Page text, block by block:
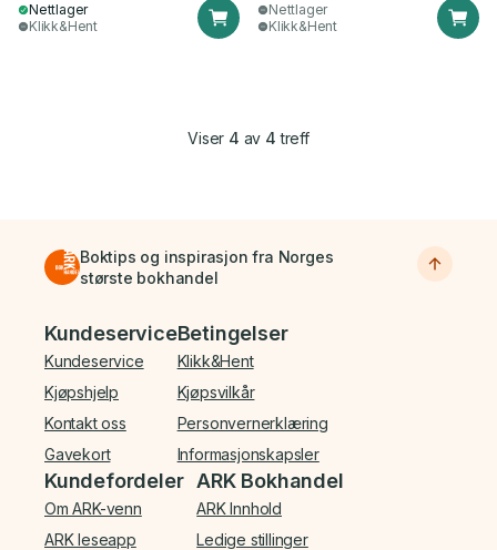
Nettlager
Klikk&Hent
Nettlager
Klikk&Hent
Viser 4 av 4 treff
Boktips og inspirasjon fra Norges
største bokhandel
Bunnmeny
Kundeservice
Kundeservice
Kjøpshjelp
Kontakt oss
Gavekort
Betingelser
Klikk&Hent
Kjøpsvilkår
Personvernerklæring
Informasjonskapsler
Kundefordeler
Om ARK-venn
ARK leseapp
ARK Bokhandel
ARK Innhold
Ledige stillinger